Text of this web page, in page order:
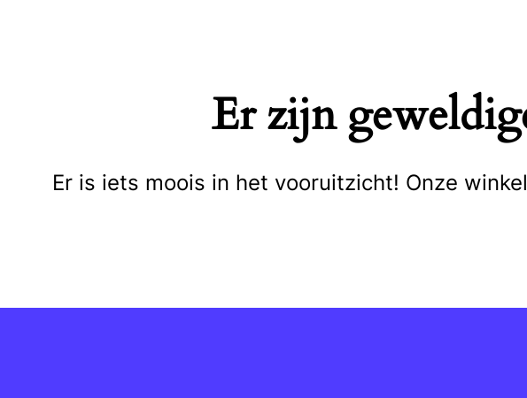
Er zijn
Er is iets moois in het vooruitzicht! Onze